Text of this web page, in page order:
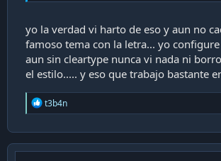
15. Puertos de entrada derechos
16. Soporte monitor + gestion de cables
yo la verdad vi harto de eso y aun no
famoso tema con la letra... yo
aun sin cleartype nunca vi nada ni
el estilo..... y eso que trabajo bastante
R
e
c
t
t3b4n